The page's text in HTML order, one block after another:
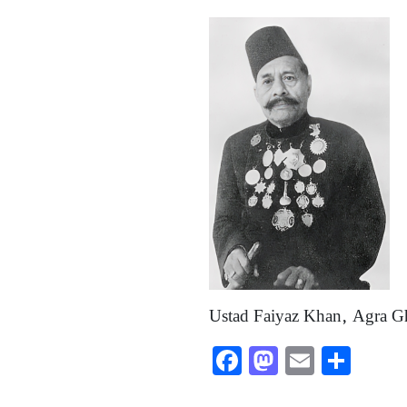
Ustad Faiyaz Khan, Agra
Facebook
Mastodon
EmailShare